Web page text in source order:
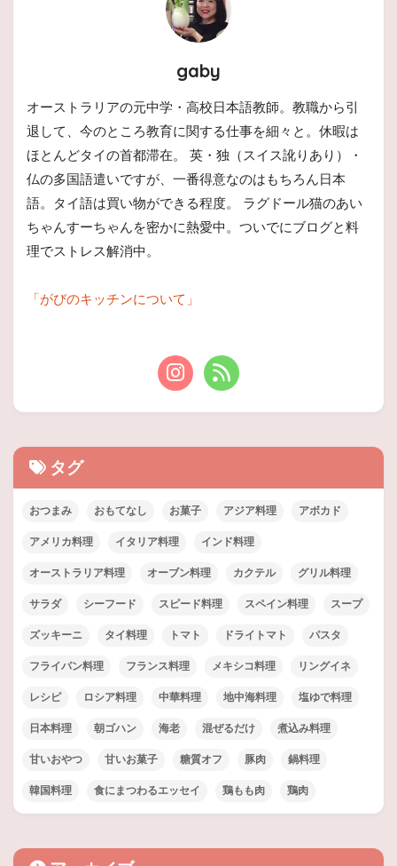
gaby
オーストラリアの元中学・高校日本語教師。教職から引
退して、今のところ教育に関する仕事を細々と。休暇は
ほとんどタイの首都滞在。 英・独（スイス訛りあり）・
仏の多国語遣いですが、一番得意なのはもちろん日本
語。タイ語は買い物ができる程度。 ラグドール猫のあい
ちゃんすーちゃんを密かに熱愛中。ついでにブログと料
理でストレス解消中。
「がびのキッチンについて」
タグ
おつまみ おもてなし お菓子 アジア料理 アボカド
アメリカ料理 イタリア料理 インド料理
オーストラリア料理 オーブン料理 カクテル グリル料理
サラダ シーフード スピード料理 スペイン料理 スープ
ズッキーニ タイ料理 トマト ドライトマト パスタ
フライパン料理 フランス料理 メキシコ料理 リングイネ
レシピ ロシア料理 中華料理 地中海料理 塩ゆで料理
日本料理 朝ゴハン 海老 混ぜるだけ 煮込み料理
甘いおやつ 甘いお菓子 糖質オフ 豚肉 鍋料理
韓国料理 食にまつわるエッセイ 鶏もも肉 鶏肉